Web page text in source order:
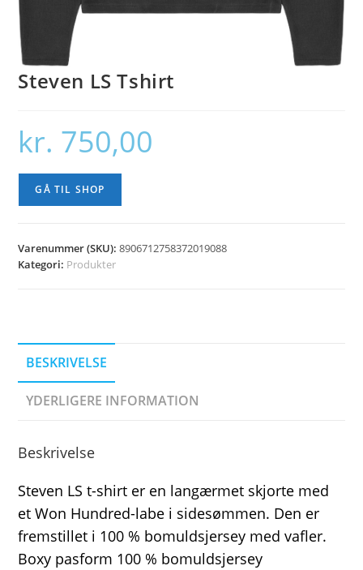
Steven LS Tshirt
kr. 750,00
GÅ TIL SHOP
Varenummer (SKU):8906712758372019088
Kategori: Produkter
BESKRIVELSE
YDERLIGERE INFORMATION
Beskrivelse
Steven LS t-shirt er en langærmet skjorte med
et Won Hundred-labe i sidesømmen. Den er
fremstillet i 100 % bomuldsjersey med vafler.
Boxy pasform 100 % bomuldsjersey